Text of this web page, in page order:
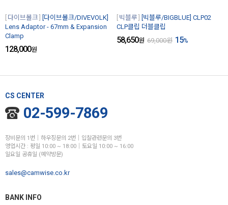
다이브볼크
[다이브볼크/DIVEVOLK]
Lens Adaptor - 67mm & Expansion
Clamp
128,000원
빅블루
[빅블루/BIGBLUE] CLP02
CLP클립 더블클립
58,650원 69,000원 15%
CS CENTER
02-599-7869
장비문의 1번│하우징문의 2번│입찰관련문의 3번
영업시간 : 평일 10:00 ~ 18:00│토요일 10:00 ~ 16:00
일요일 공휴일 (예약방문)
sales@camwise.co.kr
BANK INFO